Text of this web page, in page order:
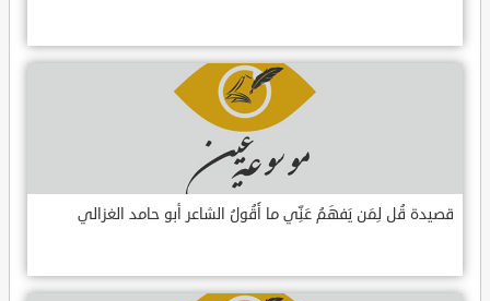
قصيدة قُل لِمَن يَفهَمُ عَنِّي ما أَقُولُ الشاعر أبو حامد الغزالي